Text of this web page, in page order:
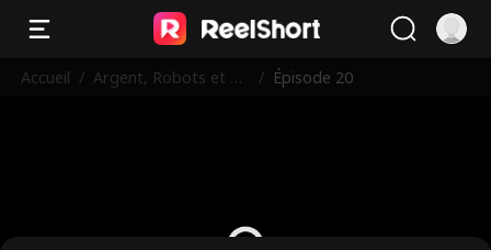
Accueil / Argent, Robots et un
/ Épisode 20